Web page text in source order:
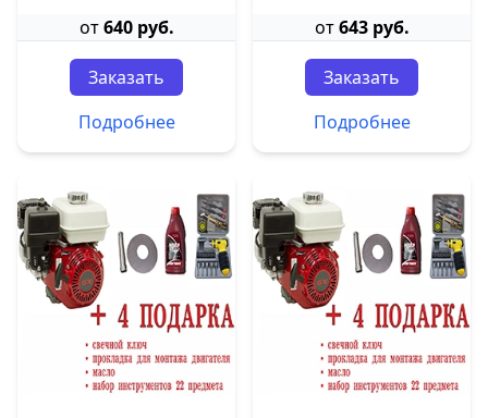
от640 руб.
Заказать
Подробнее
от643 руб.
Заказать
Подробнее